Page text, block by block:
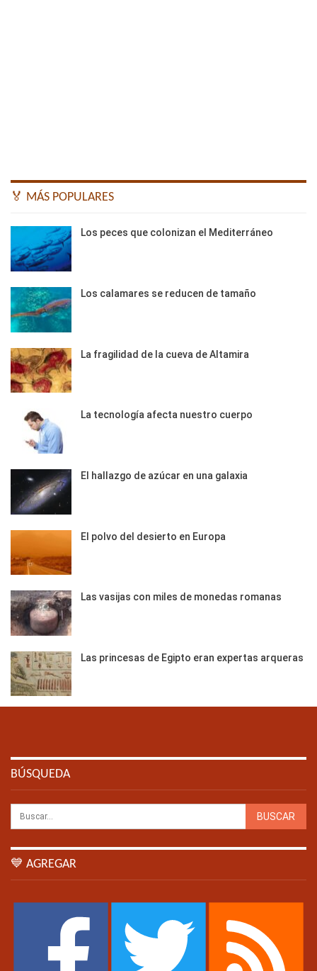
🏅 MÁS POPULARES
Los peces que colonizan el Mediterráneo
Los calamares se reducen de tamaño
La fragilidad de la cueva de Altamira
La tecnología afecta nuestro cuerpo
El hallazgo de azúcar en una galaxia
El polvo del desierto en Europa
Las vasijas con miles de monedas romanas
Las princesas de Egipto eran expertas arqueras
BÚSQUEDA
💙 AGREGAR